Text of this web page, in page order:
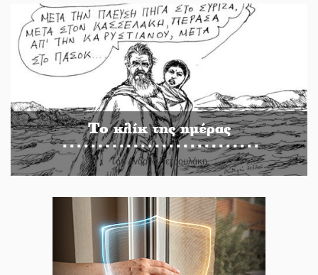
Το κλίκ της ημέρας
Του Ανδρέα Πετρουλάκη